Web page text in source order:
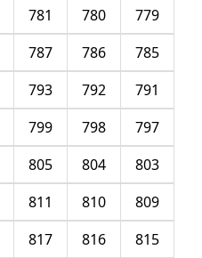
779
780
781
785
786
787
791
792
793
797
798
799
803
804
805
809
810
811
815
816
817